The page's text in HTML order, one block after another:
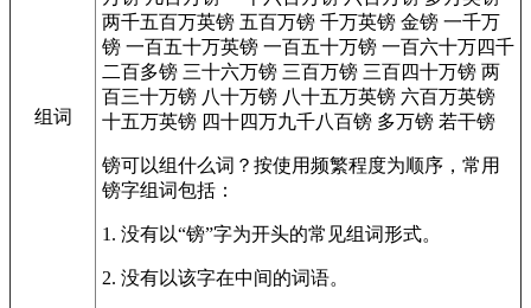
组词
两千五百万英镑 五百万镑 千万英镑 金镑 一千万
镑 一百五十万英镑 一百五十万镑 一百六十万四千
二百多镑 三十六万镑 三百万镑 三百四十万镑 两
百三十万镑 八十万镑 八十五万英镑 六百万英镑
十五万英镑 四十四万九千八百镑 多万镑 若干镑
镑可以组什么词？按使用频繁程度为顺序，常用
镑字组词包括：
1. 没有以“镑”字为开头的常见组词形式。
2. 没有以该字在中间的词语。